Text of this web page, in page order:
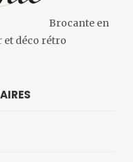
Brocante en
et déco rétro